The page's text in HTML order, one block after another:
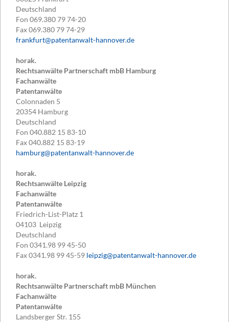
Deutschland
Fon 069.380 79 74-20
Fax069.380 79 74-29
frankfurt@patentanwalt-hannover.de
horak.
Rechtsanwälte Partnerschaft mbB Hamburg
Fachanwälte
Patentanwälte
Colonnaden 5
20354 Hamburg
Deutschland
Fon 040.882 15 83-10
Fax040.882 15 83-19
hamburg@patentanwalt-hannover.de
horak.
Rechtsanwälte Leipzig
Fachanwälte
Patentanwälte
Friedrich-List-Platz 1
04103 Leipzig
Deutschland
Fon 0341.98 99 45-50
Fax0341.98 99 45-59 leipzig@patentanwalt-hannover.de
horak.
Rechtsanwälte Partnerschaft mbB München
Fachanwälte
Patentanwälte
Landsberger Str. 155